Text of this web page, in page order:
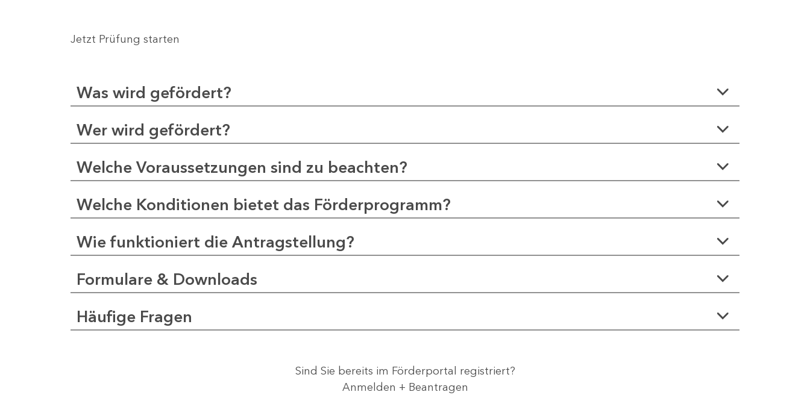
Jetzt Prüfung starten
Was wird gefördert?
Wer wird gefördert?
Welche Voraussetzungen sind zu beachten?
Welche Konditionen bietet das Förderprogramm?
Wie funktioniert die Antragstellung?
Formulare & Downloads
Häufige Fragen
Sind Sie bereits im Förderportal registriert?
Anmelden + Beantragen